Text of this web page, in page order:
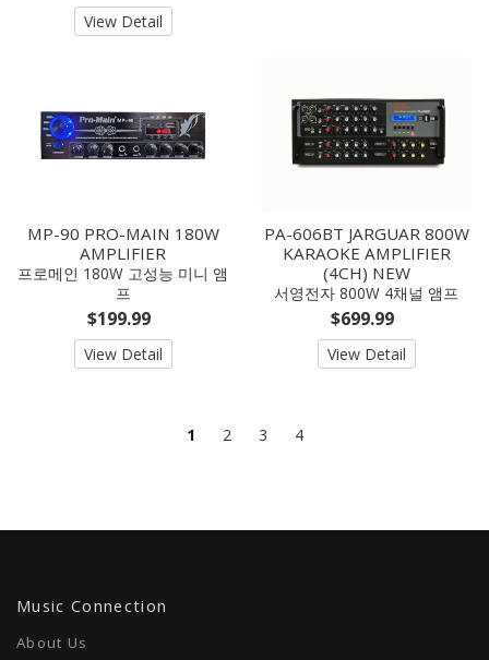
View Detail
MP-90 PRO-MAIN 180W
AMPLIFIER
프로메인 180W 고성능 미니 앰
프
$199.99
View Detail
PA-606BT JARGUAR 800W
KARAOKE AMPLIFIER
(4CH) NEW
서영전자 800W 4채널 앰프
$699.99
View Detail
1 2 3 4
Music Connection
About Us